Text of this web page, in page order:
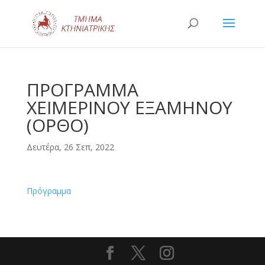
ΠΡΟΓΡΑΜΜΑ
ΧΕΙΜΕΡΙΝΟΥ ΕΞΑΜΗΝΟΥ
(ΟΡΘΟ)
Δευτέρα, 26 Σεπ, 2022
Πρόγραμμα